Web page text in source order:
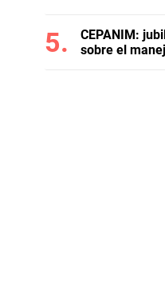
CEPANIM:
sobre el